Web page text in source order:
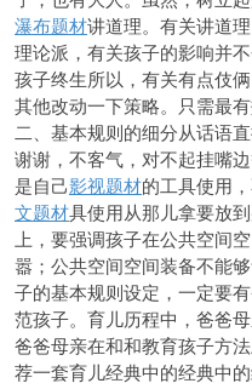
瀑布题材讲道理。有关讲道
理论派，有关孩子的影响并
孩子终生所以，有关有点伎
其他改动一下策略。只需最
二、基本规则的细分从话语
谢谢，不客气，对不起挂嘴
是自己影视题材的工具使用
文题材具使用从那儿拿要放
上，要强调孩子在公共空间
嚣；公共空间空间装备不能
子的基本规则设定，一定要
范孩子。育儿历程中，爸爸
爸爸母亲在和和教育孩子方
荐一套育儿经典中的经典中